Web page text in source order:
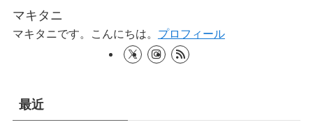
マキタニ
マキタニです。こんにちは。 プロフィール
最近